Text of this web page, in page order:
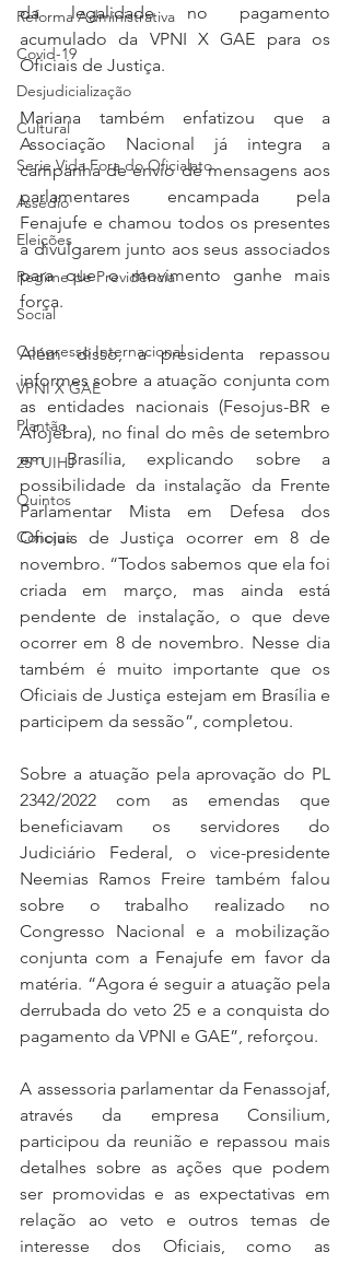
Reforma Administrativa
Covid-19
Desjudicialização
Cultural
Serie Vida Fora do Oficialato
Assédio
Eleições
Regime de Previdência
Social
Congresso Internacional
VPNI X GAE
Plantão
25º UIHJ
Quintos
Conojus
da legalidade no pagamento
acumulado da VPNI X GAE para os
Oficiais de Justiça.
Mariana também enfatizou que a
Associação Nacional já integra a
campanha de envio de mensagens aos
parlamentares encampada pela
Fenajufe e chamou todos os presentes
a divulgarem junto aos seus associados
para que o movimento ganhe mais
força.
Além disso, a presidenta repassou
informes sobre a atuação conjunta com
as entidades nacionais (Fesojus-BR e
Afojebra), no final do mês de setembro
em Brasília, explicando sobre a
possibilidade da instalação da Frente
Parlamentar Mista em Defesa dos
Oficiais de Justiça ocorrer em 8 de
novembro. “Todos sabemos que ela foi
criada em março, mas ainda está
pendente de instalação, o que deve
ocorrer em 8 de novembro. Nesse dia
também é muito importante que os
Oficiais de Justiça estejam em Brasília e
participem da sessão”, completou.
Sobre a atuação pela aprovação do PL
2342/2022 com as emendas que
beneficiavam os servidores do
Judiciário Federal, o vice-presidente
Neemias Ramos Freire também falou
sobre o trabalho realizado no
Congresso Nacional e a mobilização
conjunta com a Fenajufe em favor da
matéria. “Agora é seguir a atuação pela
derrubada do veto 25 e a conquista do
pagamento da VPNI e GAE”, reforçou.
A assessoria parlamentar da Fenassojaf,
através da empresa Consilium,
participou da reunião e repassou mais
detalhes sobre as ações que podem
ser promovidas e as expectativas em
relação ao veto e outros temas de
interesse dos Oficiais, como as